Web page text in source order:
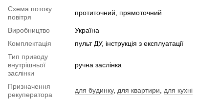
Схема потоку
повітря
протиточний, прямоточний
Виробництво
Україна
Комплектація
пульт ДУ, інструкція з експлуатації
Тип приводу
внутрішньої
заслінки
ручна заслінка
Призначення
рекуператора
для будинку, для квартири для кухні